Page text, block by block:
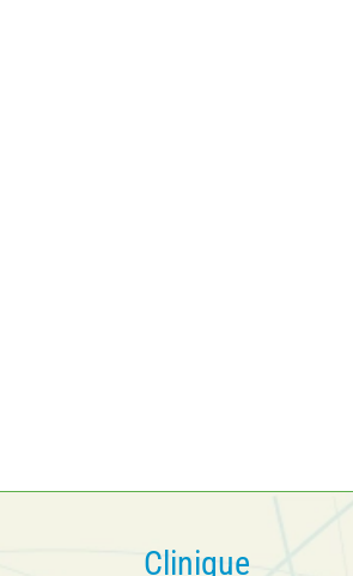
Clinique